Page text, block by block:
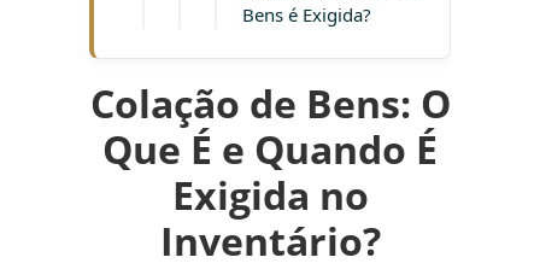
Bens é Exigida?
Colação de Bens: O
Que É e Quando É
Exigida no
Inventário?